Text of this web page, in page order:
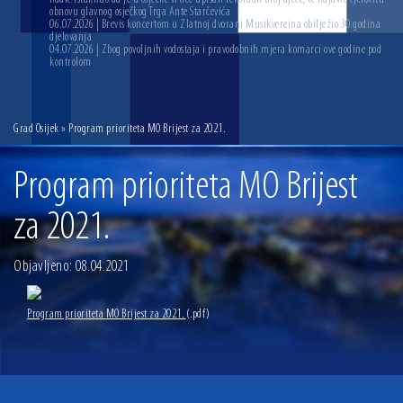
obnovu glavnog osječkog Trga Ante Starčevića
06.07.2026 | Brevis koncertom u Zlatnoj dvorani Musikvereina obilježio 30 godina
djelovanja
04.07.2026 | Zbog povoljnih vodostaja i pravodobnih mjera komarci ove godine pod
kontrolom
Grad Osijek » Program prioriteta MO Brijest za 2021.
Program prioriteta MO Brijest
za 2021.
Objavljeno: 08.04.2021
Program prioriteta MO Brijest za 2021. (.pdf)